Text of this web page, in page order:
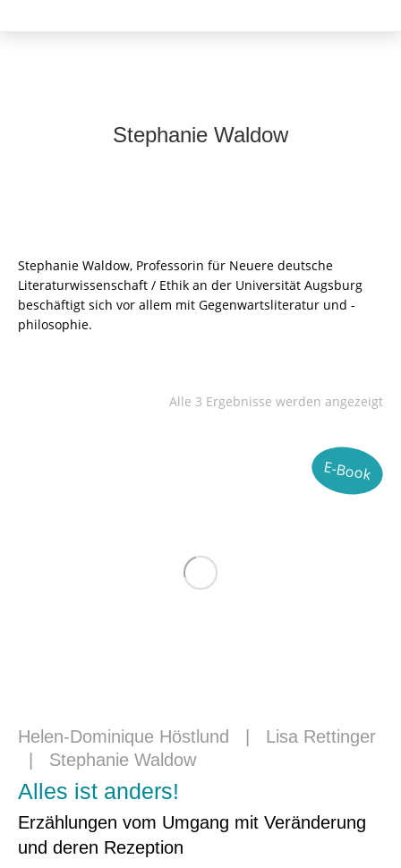
Stephanie Waldow
Stephanie Waldow, Professorin für Neuere deutsche
Literaturwissenschaft / Ethik an der Universität Augsburg
beschäftigt sich vor allem mit Gegenwartsliteratur und -
philosophie.
Alle 3 Ergebnisse werden angezeigt
E-Book
Helen-Dominique Höstlund
Lisa Rettinger
Stephanie Waldow
Alles ist anders!
Erzählungen vom Umgang mit Veränderung
und deren Rezeption